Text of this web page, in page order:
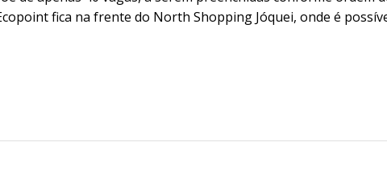
fica na frente do North Shopping Jóquei, onde é